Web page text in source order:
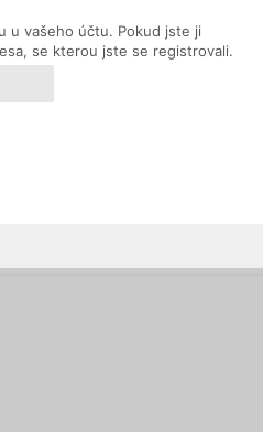
u vašeho účtu. Pokud jste ji
se kterou jste se registrovali.